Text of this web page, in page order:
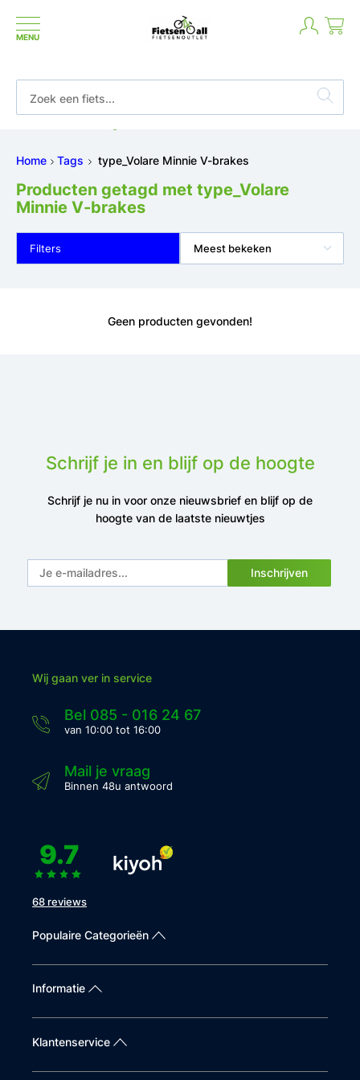
MENU
Home Tags type_Volare Minnie V-brakes
Producten getagd met type_Volare
Minnie V-brakes
Filters Meest bekeken
Geen producten gevonden!
Schrijf je in en blijf op de hoogte
Schrijf je nu in voor onze nieuwsbrief en blijf op de
hoogte van de laatste nieuwtjes
Inschrijven
Wij gaan ver in service
Bel 085 - 016 24 67
van 10:00 tot 16:00
Mail je vraag
Binnen 48u antwoord
9.7
68 reviews
Populaire Categorieën
Informatie
Klantenservice